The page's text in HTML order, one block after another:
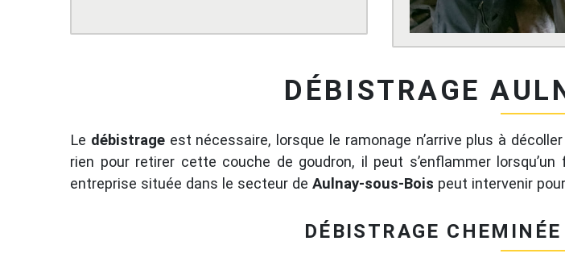
DÉBISTRAGE
Le débistrageest nécessaire, lorsque le ramonage n’arrive plus à
rien pour retirer cette couche de goudron, il peut s’enflammer
entreprise située dans le secteur de Aulnay-sous-Bois peut intervenir
DÉBISTRAGE